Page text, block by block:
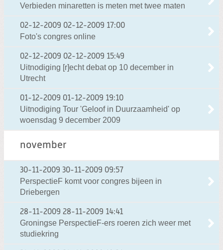
Verbieden minaretten is meten met twee maten
02-12-2009 02-12-2009 17:00
Foto's congres online
02-12-2009 02-12-2009 15:49
Uitnodiging [r]echt debat op 10 december in
Utrecht
01-12-2009 01-12-2009 19:10
Uitnodiging Tour 'Geloof in Duurzaamheid' op
woensdag 9 december 2009
november
30-11-2009 30-11-2009 09:57
PerspectieF komt voor congres bijeen in
Driebergen
28-11-2009 28-11-2009 14:41
Groningse PerspectieF-ers roeren zich weer met
studiekring